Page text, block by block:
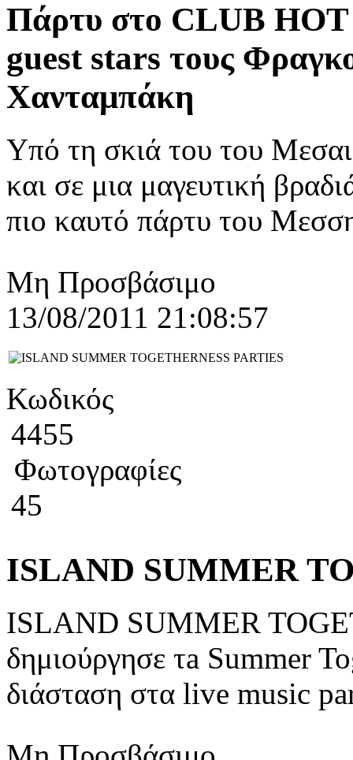
Πάρτυ στο CLUB
guest stars τους
Χανταμπάκη
Υπό τη σκιά του του
και σε μια μαγευτική
πιο καυτό πάρτυ του
Μη Προσβάσιμο
13/08/2011 21:08:57
Κωδικός
4455
Φωτογραφίες
45
ISLAND SUMMER
ISLAND SUMMER
δημιούργησε τa Summer
διάσταση στα live music